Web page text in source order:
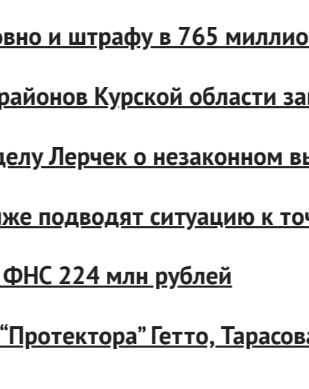
и штрафу в 765
Курской
Лерчек о
подводят ситуацию к
ФНС 224 млн рублей
Гетто,